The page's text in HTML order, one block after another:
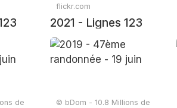
flickr.com
2021 - Lignes 123
de
© bDom - 10.8 Millions de